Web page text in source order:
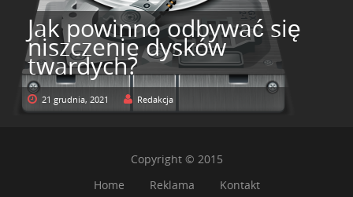
Jak powinno odbywać się
niszczenie dysków
twardych?
21 grudnia, 2021 Redakcja
Copyright © 2015
Home
Reklama Kontakt